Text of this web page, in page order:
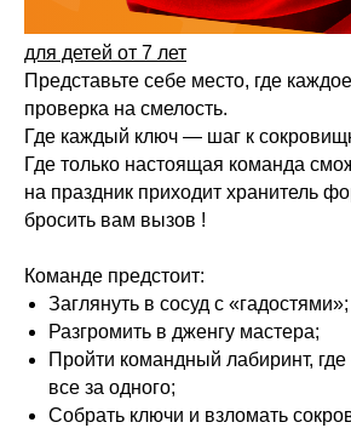
для детей от 7 лет
Представьте себе место, где
проверка на смелость.
Где каждый ключ — шаг к
Где только настоящая команда
на праздник приходит хранитель
бросить вам вызов !
Команде предстоит:
Заглянуть в сосуд с «гадостями»;
Разгромить в дженгу мастера;
Пройти командный лабиринт, где
все за одного;
Собрать ключи и взломать